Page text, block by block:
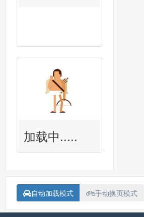
加载中.....
自动加载模式 手动换页模式